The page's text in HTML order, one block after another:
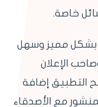
خاصة.
مميز وسهل
الإعلان
التطبيق إضافة
مع الأصدقاء